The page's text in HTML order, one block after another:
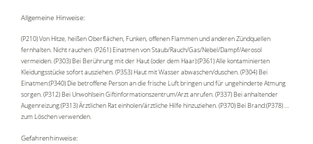
Allgemeine Hinweise:
(P210) Von Hitze, heißen Oberflächen, Funken, offenen Flammen und anderen Zündquellen
fernhalten. Nicht rauchen. (P261) Einatmen von Staub/Rauch/Gas/Nebel/Dampf/Aerosol
vermeiden. (P303) Bei Berührung mit der Haut (oder dem Haar):(P361) Alle kontaminierten
Kleidungsstücke sofort ausziehen. (P353) Haut mit Wasser abwaschen/duschen. (P304) Bei
Einatmen:(P340) Die betroffene Person an die frische Luft bringen und für ungehinderte Atmung
sorgen. (P312) Bei Unwohlsein Giftinformationszentrum/Arzt anrufen. (P337) Bei anhaltender
Augenreizung:(P313) Ärztlichen Rat einholen/ärztliche Hilfe hinzuziehen. (P370) Bei Brand:(P378) …
zum Löschen verwenden.
Gefahrenhinweise: